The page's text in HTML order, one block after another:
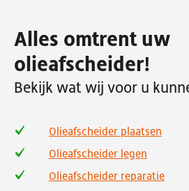
Alles omtrent uw
olieafscheider!
Bekijk wat wij voor u
Olieafscheider plaatsen
Olieafscheider legen
Olieafscheider reparatie